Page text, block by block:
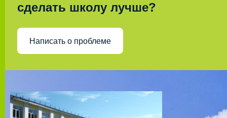
сделать школу лучше?
Написать о проблеме